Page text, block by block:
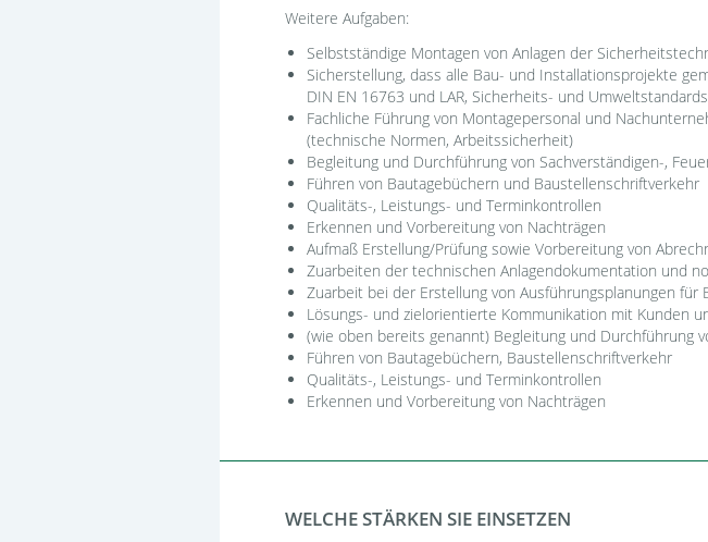
Weitere Aufgaben:
Selbstständige Montagen von Anlagen der
Sicherstellung, dass alle Bau- und Installationsprojekte
DIN EN 16763 und LAR, Sicherheits- und
Fachliche Führung von Montagepersonal und
(technische Normen, Arbeitssicherheit)
Begleitung und Durchführung von Sachverständigen-,
Führen von Bautagebüchern und Baustellenschriftverkehr
Qualitäts-, Leistungs- und Terminkontrollen
Erkennen und Vorbereitung von Nachträgen
Aufmaß Erstellung/Prüfung sowie Vorbereitung von
Zuarbeiten der technischen Anlagendokumentation und
Zuarbeit bei der Erstellung von Ausführungsplanungen für
Lösungs- und zielorientierte Kommunikation mit Kunden
(wie oben bereits genannt) Begleitung und Durchführung
Führen von Bautagebüchern, Baustellenschriftverkehr
Qualitäts-, Leistungs- und Terminkontrollen
Erkennen und Vorbereitung von Nachträgen
WELCHE STÄRKEN SIE EINSETZEN